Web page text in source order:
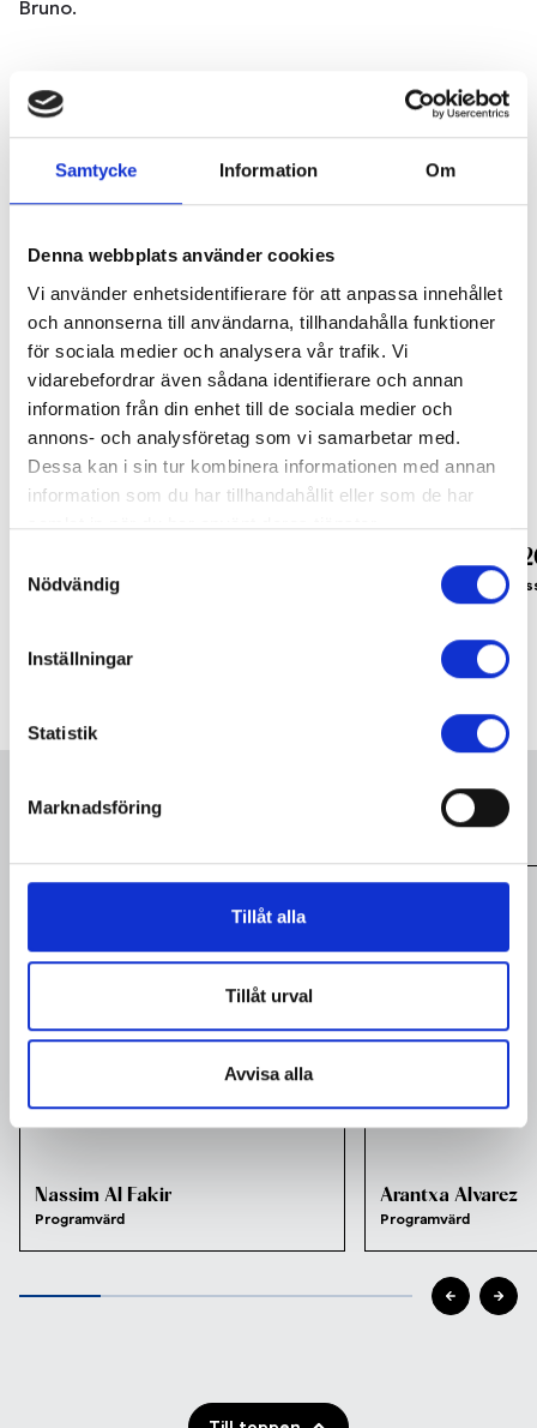
Samtycke Information Om
Denna webbplats använder cookies
Vi använder enhetsidentifierare för att anpassa innehållet
och annonserna till användarna, tillhandahålla funktioner
för sociala medier och analysera vår trafik. Vi
vidarebefordrar även sådana identifierare och annan
information från din enhet till de sociala medier och
annons- och analysföretag som vi samarbetar med.
Dessa kan i sin tur kombinera informationen med annan
information som du har tillhandahållit eller som de har
samlat in när du har använt deras tjänster.
Du kan när som helst ändra ditt val. För att återkalla eller
ändra ditt samtycke klickar du på den runda symbolen
Nödvändig
Inställningar
Statistik
Marknadsföring
Tillåt alla
Tillåt urval
Avvisa alla
Bruno.
Konserter Visa alla
De Geergymnasiet Musik firar 40 år med
Önskekonsert
Artisterna Peter
är årets solister
Fler medarbetare Visa alla
Nassim Al Fakir
Programvärd
Arantxa Alvarez
Programvärd